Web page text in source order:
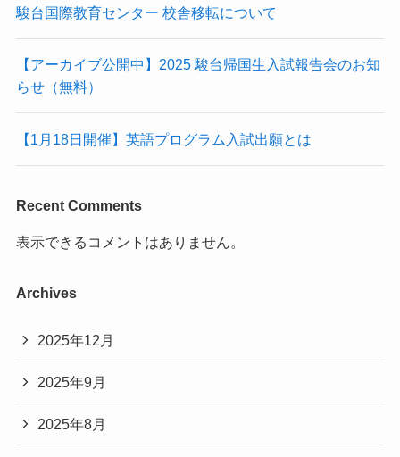
駿台国際教育センター 校舎移転について
【アーカイブ公開中】2025 駿台帰国生入試報告会のお知
らせ（無料）
【1月18日開催】英語プログラム入試出願とは
Recent Comments
表示できるコメントはありません。
Archives
2025年12月
2025年9月
2025年8月